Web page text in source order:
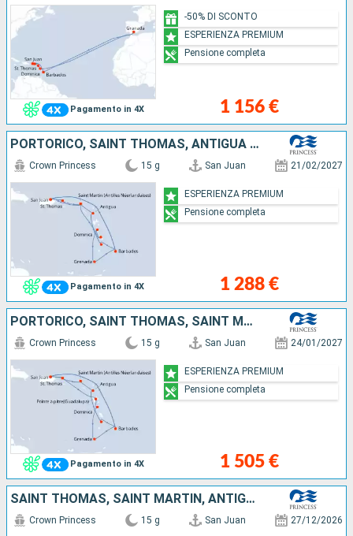
Pagamento in 4X 1 156 €
-50% DI SCONTO
ESPERIENZA PREMIUM
Pensione completa
PORTORICO, SAINT THOMAS, ANTIGUA E BARBUDA, SANTA LUCIA, SAINT MARTIN, MARTINICA, DOMINICA, GRENADA, BARBADOS
Pagamento in 4X
Crown Princess 15 g San Juan 21/02/2027
1 288 €
ESPERIENZA PREMIUM
Pensione completa
PORTORICO, SAINT THOMAS, SAINT MARTIN, ANTIGUA E BARBUDA, SANTA LUCIA, BARBADOS, GUADALUPA, DOMINICA, GRENADA
Pagamento in 4X
Crown Princess 15 g San Juan 24/01/2027
1 505 €
ESPERIENZA PREMIUM
Pensione completa
SAINT THOMAS, SAINT MARTIN, ANTIGUA E BARBUDA, SANTA LUCIA, DOMINICA, GRENADA, BARBADOS, PORTORICO
Crown Princess 15 g San Juan 27/12/2026